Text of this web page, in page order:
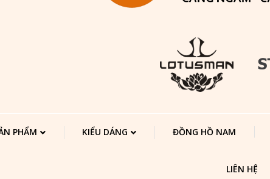
PHẨM KIỂU DÁNG ĐỒNG HỒ NAM
LIÊN HỆ